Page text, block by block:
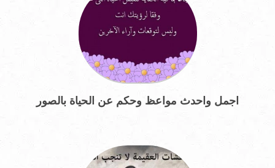
اجمل واحدث مواعظ وحكم عن الحياة بالصور